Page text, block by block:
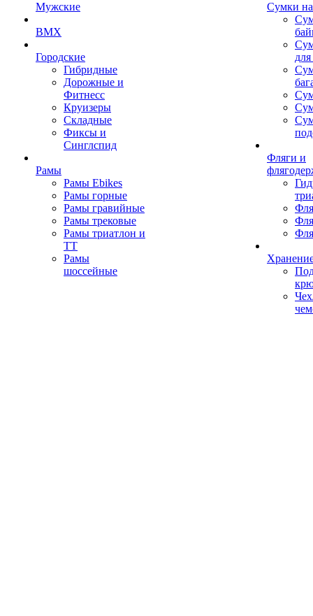
Мужские
BMX
Городские
Гибридные
Дорожные и
Фитнесс
Круизеры
Складные
Фиксы и
Синглспид
Рамы
Рамы Ebikes
Рамы горные
Рамы гравийные
Рамы трековые
Рамы триатлон и
ТТ
Рамы
шоссейные
Сумки
Фляги и